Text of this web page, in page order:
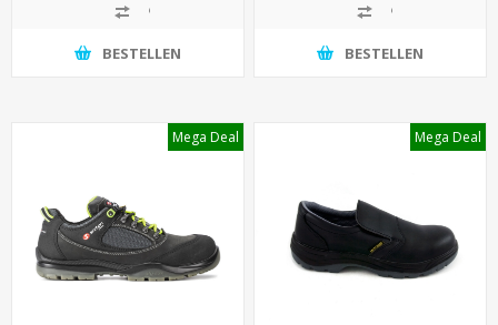
BESTELLEN BESTELLEN
Mega Deal Mega Deal